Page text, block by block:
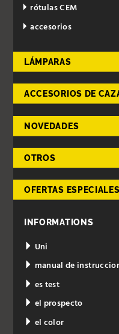
rótulas CEM
accesorios
LÁMPARAS
ACCESORIOS DE
NOVEDADES
OTROS
OFERTAS ESPECIALES
INFORMATIONS
Uni
manual de
es test
el prospecto
el color